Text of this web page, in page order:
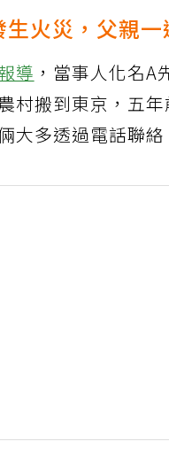
生火災，父親
導 ，當事人化名
村搬到東京，五
大多透過電話聯